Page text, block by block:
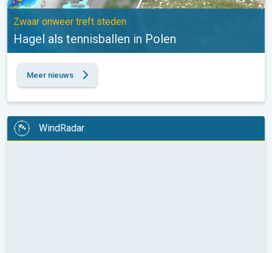
Zwaar onweer treft steden
Hagel als tennisballen in Polen
Meer nieuws
WindRadar